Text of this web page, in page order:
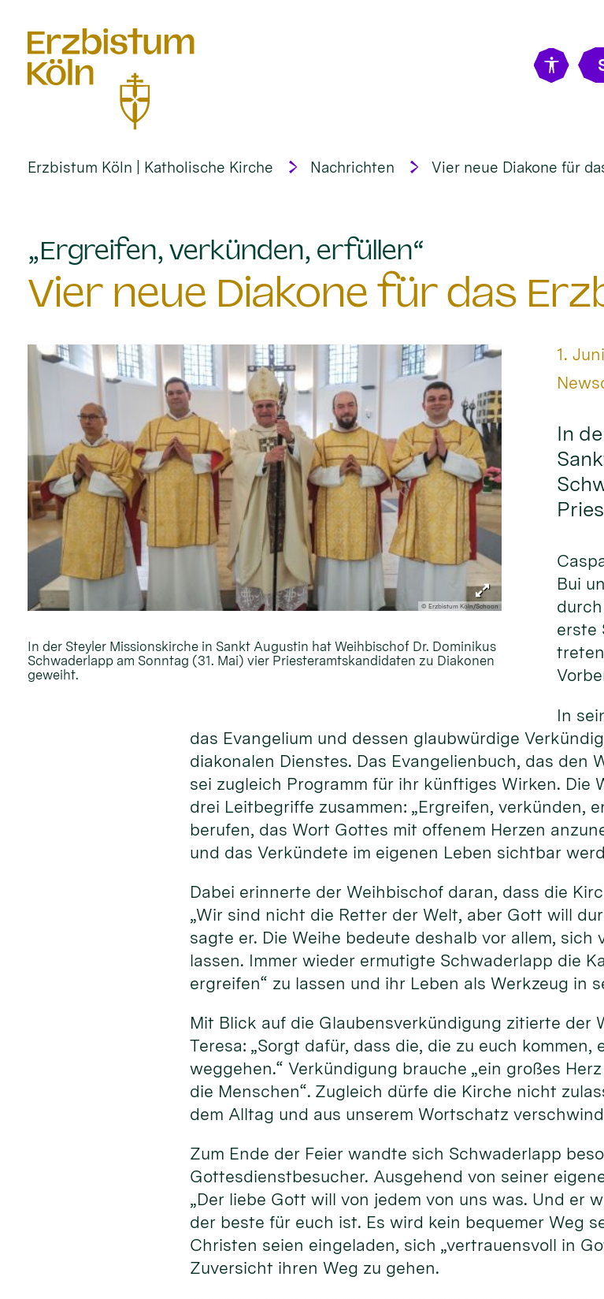
Erzbistum Köln | Katholische Kirche Nachrichten Vier neue Diakone für
„Ergreifen, verkünden, erfüllen“
Vier neue Diakone für das
© Erzbistum Köln/Schoon
In der Steyler Missionskirche in Sankt Augustin hat Weihbischof Dr. Dominikus
Schwaderlapp am Sonntag (31. Mai) vier Priesteramtskandidaten zu Diakonen
geweiht.
1.
Von:
In
Bui
erste
In
das Evangelium und dessen glaubwürdige
diakonalen Dienstes. Das Evangelienbuch, das den
sei zugleich Programm für ihr künftiges Wirken. Die
drei Leitbegriffe zusammen: „Ergreifen, verkünden,
berufen, das Wort Gottes mit offenem Herzen
und das Verkündete im eigenen Leben sichtbar
Dabei erinnerte der Weihbischof daran, dass die
„Wir sind nicht die Retter der Welt, aber Gott will
sagte er. Die Weihe bedeute deshalb vor allem,
lassen. Immer wieder ermutigte Schwaderlapp die
ergreifen“ zu lassen und ihr Leben als Werkzeug in
Mit Blick auf die Glaubensverkündigung zitierte der
Teresa: „Sorgt dafür, dass die, die zu euch
weggehen.“ Verkündigung brauche „ein großes
die Menschen“. Zugleich dürfe die Kirche nicht
dem Alltag und aus unserem Wortschatz
Zum Ende der Feier wandte sich Schwaderlapp
Gottesdienstbesucher. Ausgehend von seiner
„Der liebe Gott will von jedem von uns was. Und er
der beste für euch ist. Es wird kein bequemer Weg
Christen seien eingeladen, sich „vertrauensvoll in
Zuversicht ihren Weg zu gehen.